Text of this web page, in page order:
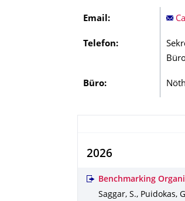
Email:
Telefon:
Büro:
2026
Benchmarking
Saggar, S., Puidokas,